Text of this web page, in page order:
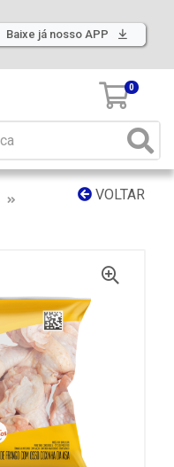
Baixe já nosso APP
0
VOLTAR